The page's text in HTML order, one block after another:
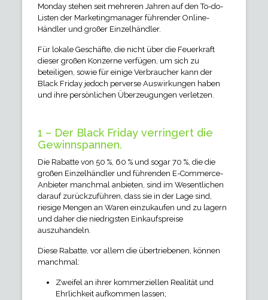
Monday stehen seit mehreren Jahren auf den To-do-
Listen der Marketingmanager führender Online-
Händler und großer Einzelhändler.
Für lokale Geschäfte, die nicht über die Feuerkraft
dieser großen Konzerne verfügen, um sich zu
beteiligen, sowie für einige Verbraucher kann der
Black Friday jedoch perverse Auswirkungen haben
und ihre persönlichen Überzeugungen verletzen.
1 – Der Black Friday verringert die
Gewinnspannen.
Die Rabatte von 50 %, 60 % und sogar 70 %, die die
großen Einzelhändler und führenden E-Commerce-
Anbieter manchmal anbieten, sind im Wesentlichen
darauf zurückzuführen, dass sie in der Lage sind,
riesige Mengen an Waren einzukaufen und zu lagern
und daher die niedrigsten Einkaufspreise
auszuhandeln.
Diese Rabatte, vor allem die übertriebenen, können
manchmal:
Zweifel an ihrer kommerziellen Realität und
Ehrlichkeit aufkommen lassen;